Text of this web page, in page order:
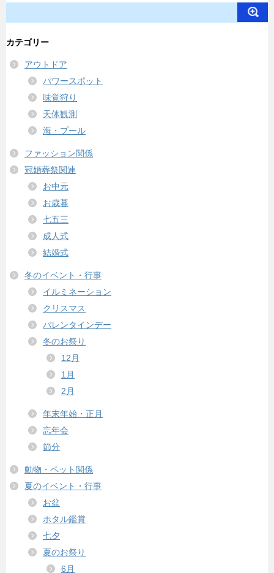
カテゴリー
アウトドア
パワースポット
味覚狩り
天体観測
海・プール
ファッション関係
冠婚葬祭関連
お中元
お歳暮
七五三
成人式
結婚式
冬のイベント・行事
イルミネーション
クリスマス
バレンタインデー
冬のお祭り
12月
1月
2月
年末年始・正月
忘年会
節分
動物・ペット関係
夏のイベント・行事
お盆
ホタル鑑賞
七夕
夏のお祭り
6月